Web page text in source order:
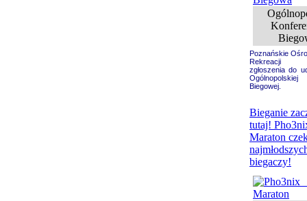
Poznańskie
Rekreacji
zgłoszenia do
Ogólnopolskiej
Biegowej.
Bieganie
tutaj!
Maraton
biegaczy!